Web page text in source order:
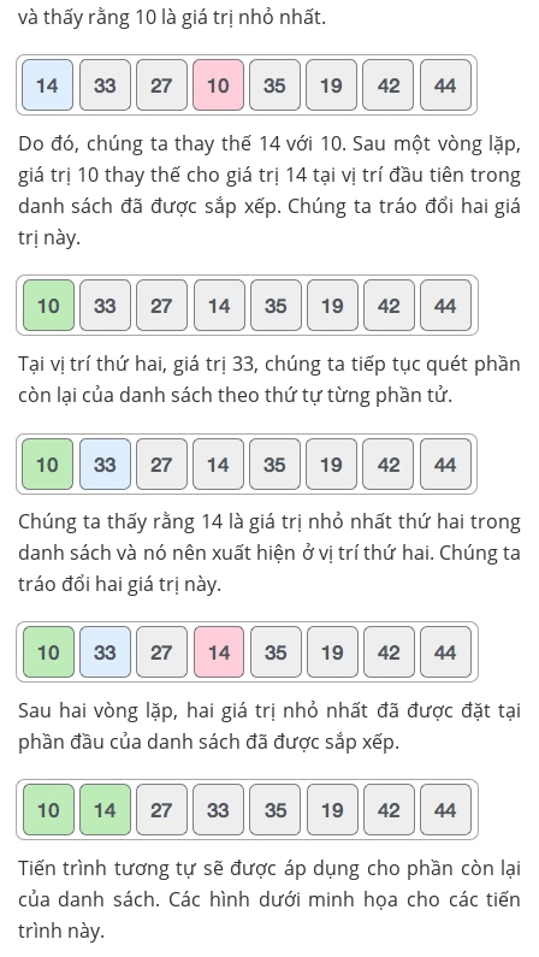
và thấy rằng 10 là giá trị nhỏ nhất.
Do đó, chúng ta thay thế 14 với 10. Sau một vòng lặp,
giá trị 10 thay thế cho giá trị 14 tại vị trí đầu tiên trong
danh sách đã được sắp xếp. Chúng ta tráo đổi hai giá
trị này.
Tại vị trí thứ hai, giá trị 33, chúng ta tiếp tục quét phần
còn lại của danh sách theo thứ tự từng phần tử.
Chúng ta thấy rằng 14 là giá trị nhỏ nhất thứ hai trong
danh sách và nó nên xuất hiện ở vị trí thứ hai. Chúng ta
tráo đổi hai giá trị này.
Sau hai vòng lặp, hai giá trị nhỏ nhất đã được đặt tại
phần đầu của danh sách đã được sắp xếp.
Tiến trình tương tự sẽ được áp dụng cho phần còn lại
của danh sách. Các hình dưới minh họa cho các tiến
trình này.